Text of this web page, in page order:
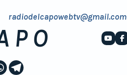
radiodelcapowebtv@gmail.com